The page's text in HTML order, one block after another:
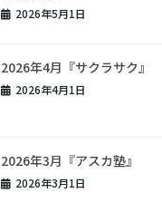
2026年5月1日
2026年4月『サクラサク』
2026年4月1日
2026年3月『アスカ塾』
2026年3月1日